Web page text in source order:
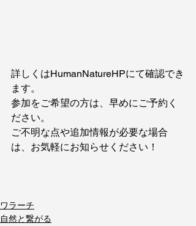
詳しくはHumanNatureHPにて確認でき
ます。
参加をご希望の方は、早めにご予約く
ださい。
ご不明な点や追加情報が必要な場合
は、お気軽にお知らせください！
ワラーチ
自然と繋がる